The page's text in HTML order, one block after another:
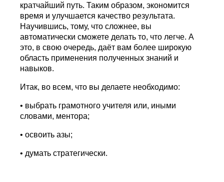
кратчайший путь. Таким образом, экономится
время и улучшается качество результата.
Научившись, тому, что сложнее, вы
автоматически сможете делать то, что легче. А
это, в свою очередь, даёт вам более широкую
область применения полученных знаний и
навыков.
Итак, во всем, что вы делаете необходимо:
• выбрать грамотного учителя или, иными
словами, ментора;
• освоить азы;
• думать стратегически.